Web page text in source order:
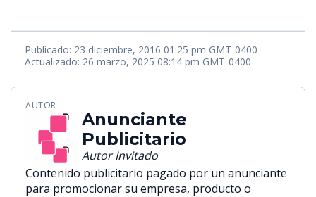
Publicado: 23 diciembre, 2016 01:25 pm GMT-0400
Actualizado: 26 marzo, 2025 08:14 pm GMT-0400
AUTOR
Anunciante
Publicitario
Autor Invitado
Contenido publicitario pagado por un anunciante
para promocionar su empresa, producto o